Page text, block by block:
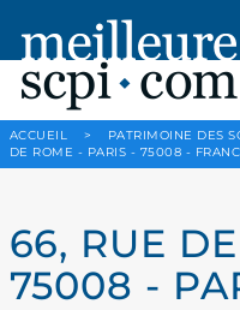
ACCUEIL > PATRIMOINE DES
DE ROME - PARIS - 75008 -
66, RUE
75008 -